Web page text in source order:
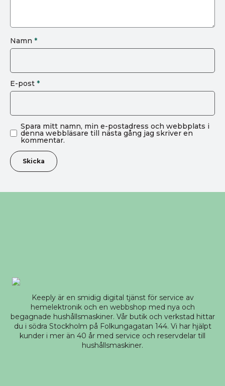
Namn *
E-post *
Spara mitt namn, min e-postadress och webbplats i
denna webbläsare till nästa gång jag skriver en
kommentar.
Keeply är en smidig digital tjänst för service av
hemelektronik och en webbshop med nya och
begagnade hushållsmaskiner. Vår butik och verkstad hittar
du i södra Stockholm på Folkungagatan 144. Vi har hjälpt
kunder i mer än 40 år med service och reservdelar till
hushållsmaskiner.